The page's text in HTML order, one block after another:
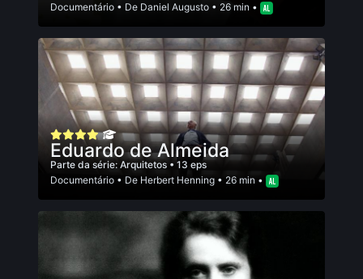
Documentário • De Daniel Augusto • 26 min •
Eduardo de Almeida
Parte da série: Arquitetos • 13 eps
Documentário • De Herbert Henning • 26 min •